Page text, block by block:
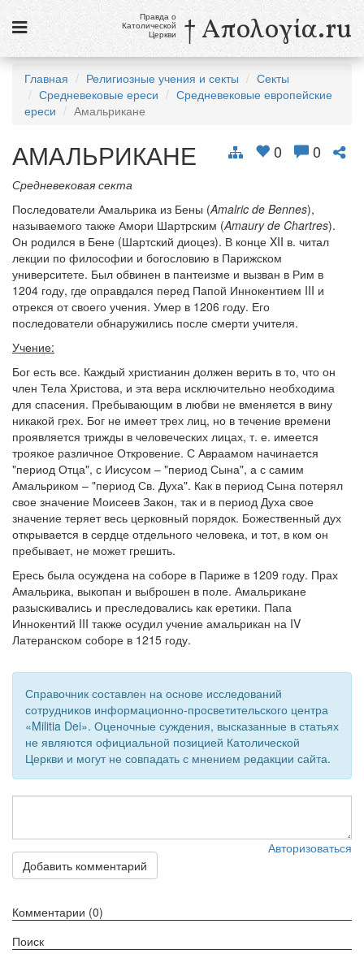
Новости
Галерея
Ссылки
Религиозные учения и секты, справочник
9 августа
Св. Тереза Бенедикта Креста, дева и мученица
см. календарь
Обратная связь
mail@apologia.ru
Отправить сообщение
Вход
Правда о
Католической
Церкви † Απολογία.ru
Главная Религиозные учения и секты
Секты
Средневековые ереси
Средневековые европейские
ереси
Амальрикане
0 0
АМАЛЬРИКАНЕ
Средневековая секта
Последователи Амальрика из Бены (Amalric de Bennes),
называемого также Амори Шартрским (Amaury de Chartres).
Он родился в Бене (Шартский диоцез). В конце XII в. читал
лекции по философии и богословию в Парижском
университете. Был обвинен в пантеизме и вызван в Рим в
1204 году, где оправдался перед Папой Иннокентием III и
отрекся от своего учения. Умер в 1206 году. Его
последователи обнаружились после смерти учителя.
Учение:
Бог есть все. Каждый христианин должен верить в то, что он
член Тела Христова, и эта вера исключительно необходима
для спасения. Пребывающим в любви не вменяется в вину
никакой грех. Бог не имеет трех лиц, но в течение времени
проявляется трижды в человеческих лицах, т. е. имеется
троякое различное Откровение. С Авраамом начинается
"период Отца", с Иисусом – "период Сына", а с самим
Амальриком – "период Св. Духа". Как в период Сына потерял
свое значение Моисеев Закон, так и в период Духа свое
значение теряет весь церковный порядок. Божественный дух
открывается в сердце отдельного человека, и тот, в ком он
пребывает, не может грешить.
Ересь была осуждена на соборе в Париже в 1209 году. Прах
Амальрика, выкопан и выброшен в поле. Амальрикане
разыскивались и преследовались как еретики. Папа
Иннокентий III также осудил учение амальрикан на IV
Латеранском соборе в 1215 году.
Справочник составлен на основе исследований
сотрудников информационно-просветительского центра
«Militia Dei». Оценочные суждения, высказанные в статьях
не являются официальной позицией Католической
Церкви и могут не совпадать с мнением редакции сайта.
Авторизоваться
Добавить комментарий
Комментарии (0)
Поиск